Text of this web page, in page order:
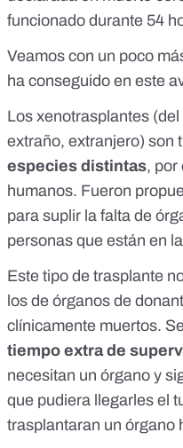
funcionado durante 54
Veamos con un poco
ha conseguido en este
Los xenotrasplantes
extraño, extranjero) son
especies distintas, por
humanos. Fueron
para suplir la falta de
personas que están en
Este tipo de trasplante
los de órganos de
clínicamente muertos.
tiempo extra de
necesitan un órgano y
que pudiera llegarles el
trasplantaran un órgano